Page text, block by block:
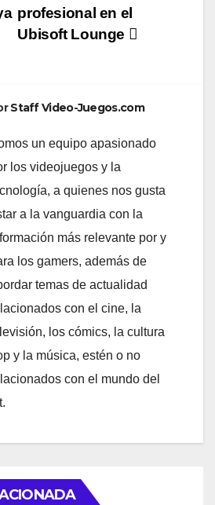
profesional en el
Ubisoft Lounge
Staff Video-Juegos.com
un equipo apasionado
los videojuegos y la
a quienes nos gusta
a la vanguardia con la
más relevante por y
los gamers, además de
temas de actualidad
con el cine, la
los cómics, la cultura
y la música, estén o no
con el mundo del